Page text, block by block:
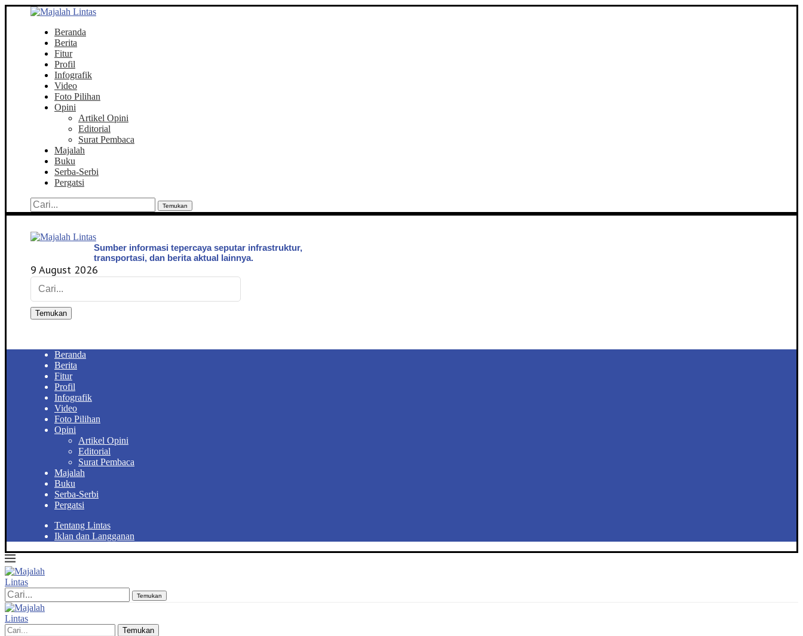
Beranda
Berita
Fitur
Profil
Infografik
Video
Foto Pilihan
Opini
Artikel Opini
Editorial
Surat Pembaca
Majalah
Buku
Serba-Serbi
Pergatsi
Temukan
Sumber informasi tepercaya seputar infrastruktur,
transportasi, dan berita aktual lainnya.
9 August 2026
Temukan
Beranda
Berita
Fitur
Profil
Infografik
Video
Foto Pilihan
Opini
Artikel Opini
Editorial
Surat Pembaca
Majalah
Buku
Serba-Serbi
Pergatsi
Tentang Lintas
Iklan dan Langganan
Temukan
Temukan